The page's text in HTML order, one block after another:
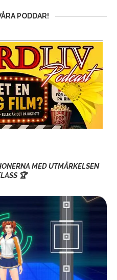
PODDAR!
MED UTMÄRKELSEN
🏆